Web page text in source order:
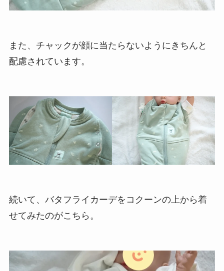
また、チャックが顔に当たらないようにきちんと
配慮されています。
続いて、バタフライカーデをコクーンの上から着
せてみたのがこちら。